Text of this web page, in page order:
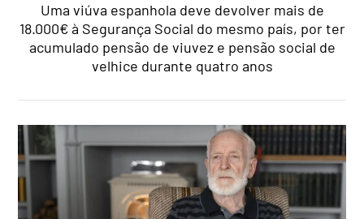
Uma viúva espanhola deve devolver mais de
18.000€ à Segurança Social do mesmo país, por ter
acumulado pensão de viuvez e pensão social de
velhice durante quatro anos